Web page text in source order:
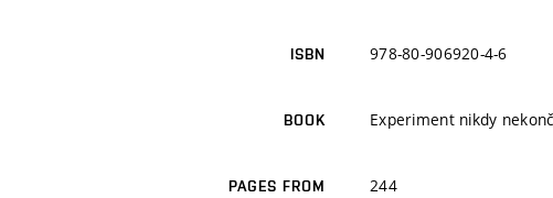
ISBN 978-80-906920-4-6
BOOK Experiment nikdy
PAGES FROM 244